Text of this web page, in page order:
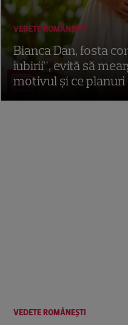
VEDETE ROMÂNEŞTI
6
VEDETE ROMÂNEŞTI
Bianca Dan, fosta
iubirii”, evită să
motivul și ce planuri